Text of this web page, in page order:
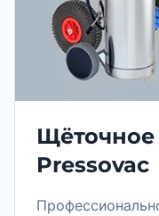
Pressovac